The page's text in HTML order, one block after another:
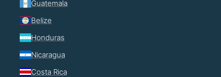
Guatemala
Belize
Honduras
Nicaragua
Costa Rica